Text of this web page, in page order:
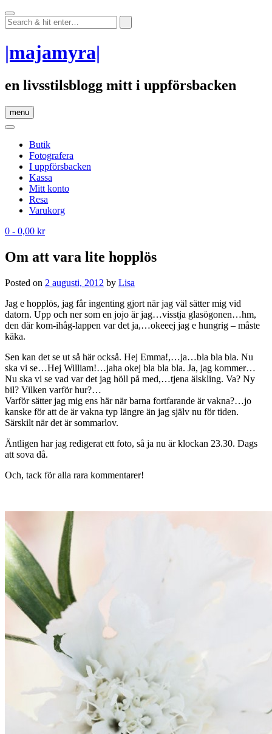
Skip
to
content
|majamyra|
en livsstilsblogg mitt i uppförsbacken
menu
Butik
Fotografera
I uppförsbacken
Kassa
Mitt konto
Resa
Varukorg
0 - 0,00 kr
Om att vara lite hopplös
Posted on 2 augusti, 2012 by Lisa
Jag e hopplös, jag får ingenting gjort när jag väl sätter mig vid
datorn. Upp och ner som en jojo är jag…visstja glasögonen…hm,
den där kom-ihåg-lappen var det ja,…okeeej jag e hungrig – måste
käka.
Sen kan det se ut så här också. Hej Emma!,…ja…bla bla bla. Nu
ska vi se…Hej William!…jaha okej bla bla bla. Ja, jag kommer…
Nu ska vi se vad var det jag höll på med,…tjena älskling. Va? Ny
bil? Vilken varför hur?…
Varför sätter jag mig ens här när barna fortfarande är vakna?…jo
kanske för att de är vakna typ längre än jag själv nu för tiden.
Särskilt när det är sommarlov.
Äntligen har jag redigerat ett foto, så ja nu är klockan 23.30. Dags
att sova då.
Och, tack för alla rara kommentarer!